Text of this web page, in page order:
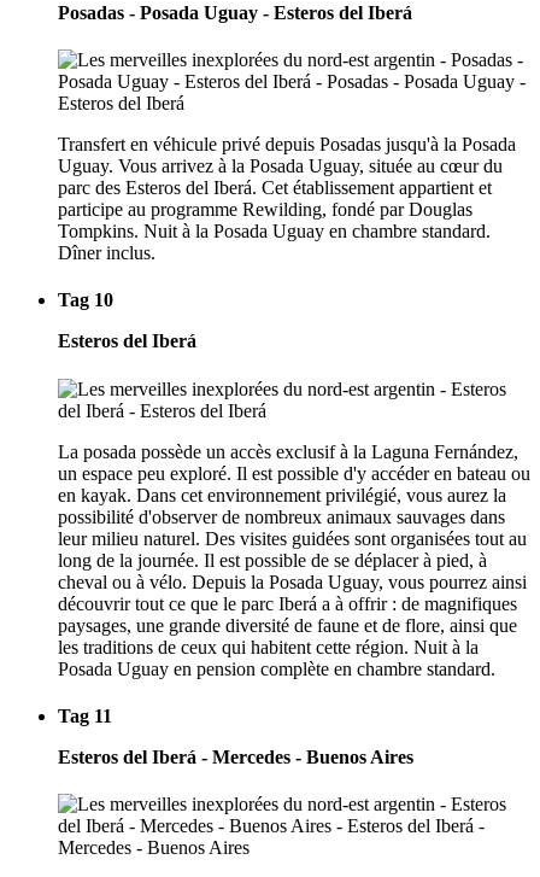
Posadas - Posada Uguay - Esteros del Iberá
Transfert en véhicule privé depuis Posadas jusqu'à la Posada
Uguay. Vous arrivez à la Posada Uguay, située au cœur du
parc des Esteros del Iberá. Cet établissement appartient et
participe au programme Rewilding, fondé par Douglas
Tompkins. Nuit à la Posada Uguay en chambre standard.
Dîner inclus.
Tag 10
Esteros del Iberá
La posada possède un accès exclusif à la Laguna Fernández,
un espace peu exploré. Il est possible d'y accéder en bateau ou
en kayak. Dans cet environnement privilégié, vous aurez la
possibilité d'observer de nombreux animaux sauvages dans
leur milieu naturel. Des visites guidées sont organisées tout au
long de la journée. Il est possible de se déplacer à pied, à
cheval ou à vélo. Depuis la Posada Uguay, vous pourrez ainsi
découvrir tout ce que le parc Iberá a à offrir : de magnifiques
paysages, une grande diversité de faune et de flore, ainsi que
les traditions de ceux qui habitent cette région. Nuit à la
Posada Uguay en pension complète en chambre standard.
Tag 11
Esteros del Iberá - Mercedes - Buenos Aires